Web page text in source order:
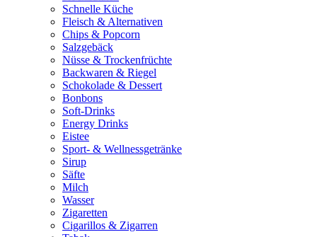
Schnelle Küche
Fleisch & Alternativen
Chips & Popcorn
Salzgebäck
Nüsse & Trockenfrüchte
Backwaren & Riegel
Schokolade & Dessert
Bonbons
Soft-Drinks
Energy Drinks
Eistee
Sport- & Wellnessgetränke
Sirup
Säfte
Milch
Wasser
Zigaretten
Cigarillos & Zigarren